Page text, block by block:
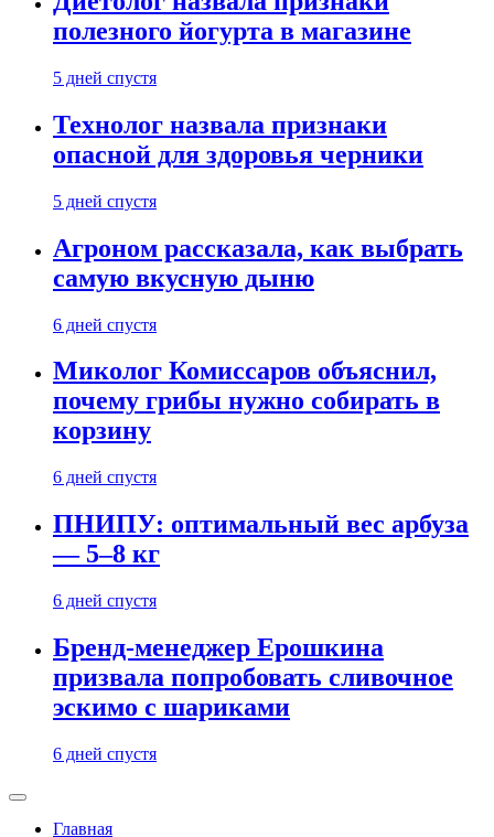
полезного йогурта в магазине
5 дней спустя
Технолог назвала признаки
опасной для здоровья черники
5 дней спустя
Агроном рассказала, как выбрать
самую вкусную дыню
6 дней спустя
Миколог Комиссаров объяснил,
почему грибы нужно собирать в
корзину
6 дней спустя
ПНИПУ: оптимальный вес арбуза
— 5–8 кг
6 дней спустя
Бренд-менеджер Ерошкина
призвала попробовать сливочное
эскимо с шариками
6 дней спустя
Главная